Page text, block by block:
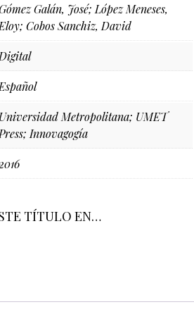
Galán, José; López Meneses,
Eloy; Cobos Sanchiz, David
Digital
Español
Universidad Metropolitana; UMET
Press; Innovagogía
2016
TÍTULO EN…